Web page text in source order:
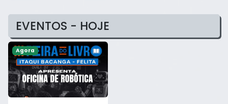
EVENTOS - HOJE
Agora